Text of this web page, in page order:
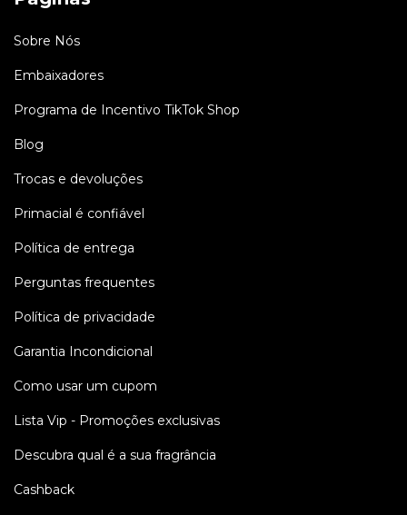
Sobre Nós
Embaixadores
Programa de Incentivo TikTok Shop
Blog
Trocas e devoluções
Primacial é confiável
Política de entrega
Perguntas frequentes
Política de privacidade
Garantia Incondicional
Como usar um cupom
Lista Vip - Promoções exclusivas
Descubra qual é a sua fragrância
Cashback